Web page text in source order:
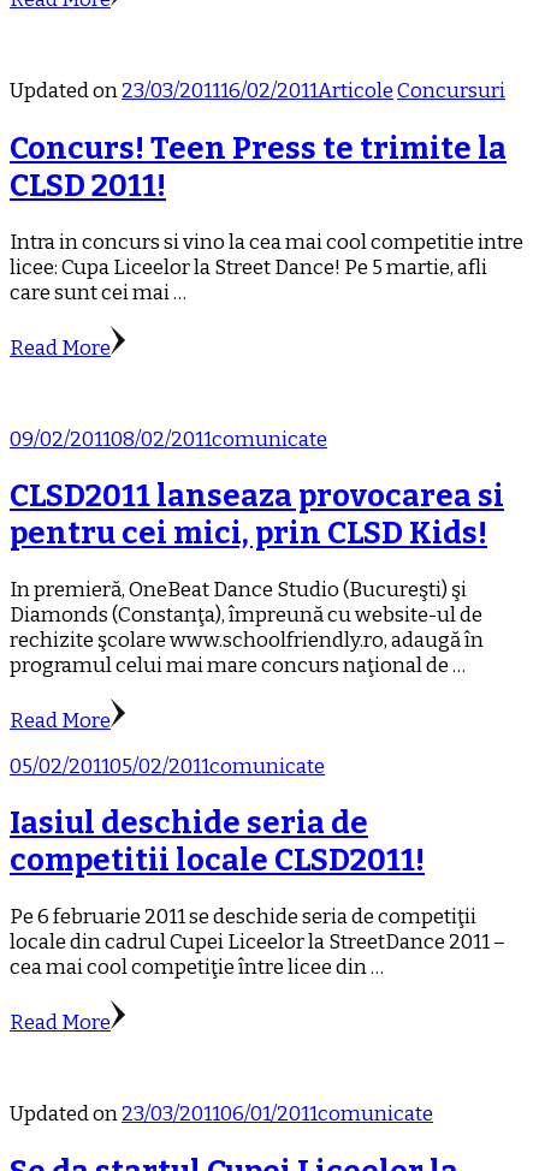
Updated on23/03/201116/02/2011ArticoleConcursuri
Concurs! Teen Press te trimite la
CLSD 2011!
Intra in concurs si vino la cea mai cool competitie intre
licee: Cupa Liceelor la Street Dance! Pe 5 martie, afli
care sunt cei mai …
Read More
09/02/201108/02/2011comunicate
CLSD2011 lanseaza provocarea si
pentru cei mici, prin CLSD Kids!
In premieră, OneBeat Dance Studio (Bucureşti) şi
Diamonds (Constanţa), împreună cu website-ul de
rechizite şcolare www.schoolfriendly.ro, adaugă în
programul celui mai mare concurs naţional de …
Read More
05/02/201105/02/2011comunicate
Iasiul deschide seria de
competitii locale CLSD2011!
Pe 6 februarie 2011 se deschide seria de competiţii
locale din cadrul Cupei Liceelor la StreetDance 2011 –
cea mai cool competiţie între licee din …
Read More
Updated on23/03/201106/01/2011comunicate